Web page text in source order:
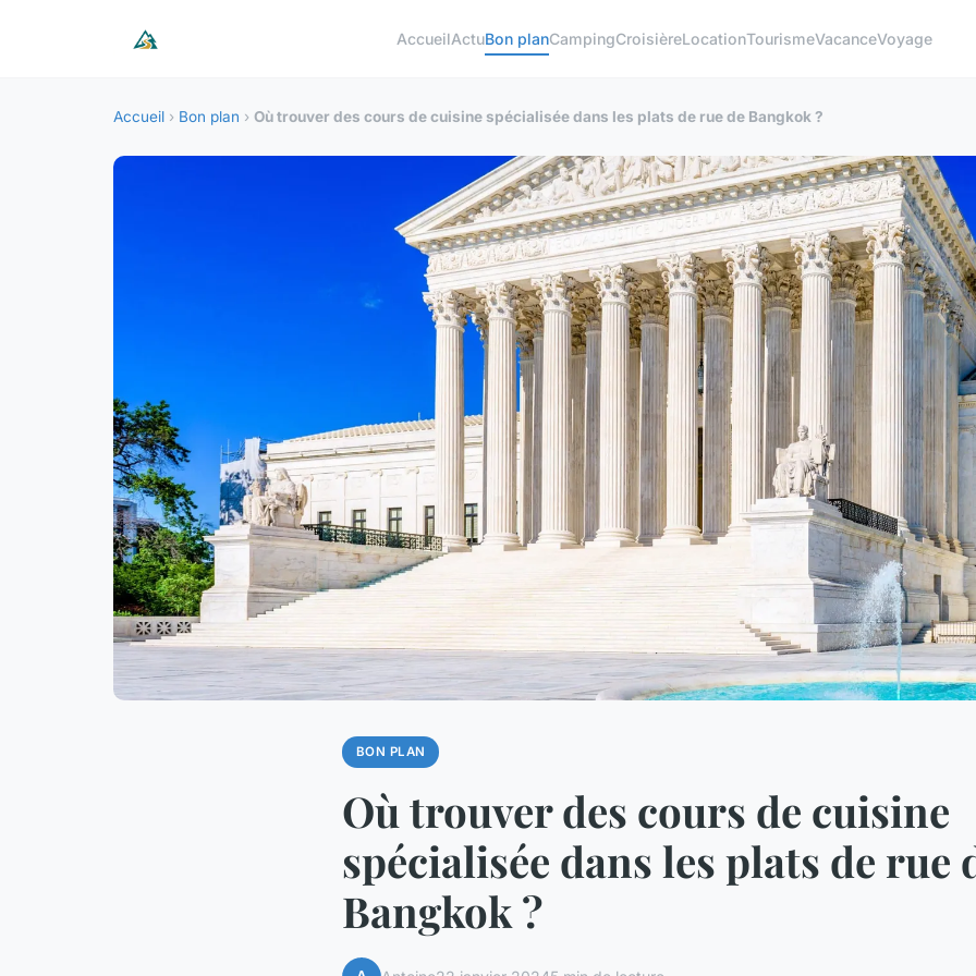
AccueilActuBon planCampingCroisièreLocationTourismeVacanceVoyage
Accueil › Bon plan › Où trouver des cours de cuisine spécialisée dans les plats de rue de Bangkok ?
BON PLAN
Où trouver des cours de cuisine
spécialisée dans les plats de rue
Bangkok ?